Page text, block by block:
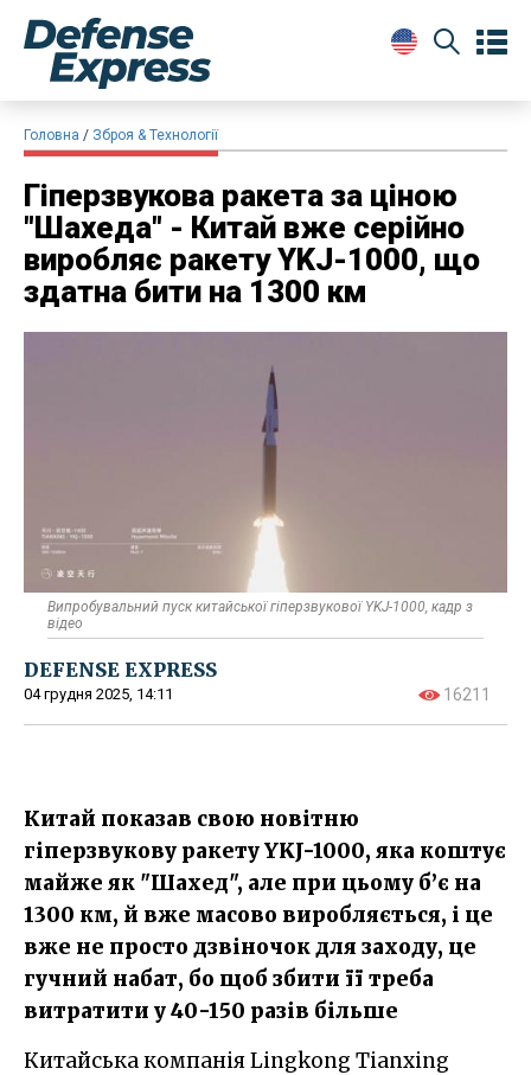
Головна Зброя & Технології
Гіперзвукова ракета за ціною
"Шахеда" - Китай вже серійно
виробляє ракету YKJ-1000, що
здатна бити на 1300 км
Випробувальний пуск китайської гіперзвукової YKJ-1000, кадр з
відео
DEFENSE EXPRESS
04 грудня 2025, 14:11 16211
Китай показав свою новітню
гіперзвукову ракету YKJ-1000, яка коштує
майже як "Шахед", але при цьому б’є на
1300 км, й вже масово виробляється, і це
вже не просто дзвіночок для заходу, це
гучний набат, бо щоб збити її треба
витратити у 40-150 разів більше
Китайська компанія Lingkong Tianxing